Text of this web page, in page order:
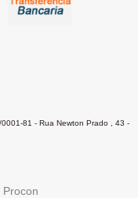
81 - Rua Newton Prado , 43 -
Procon